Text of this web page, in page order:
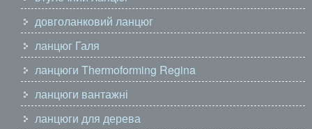
довголанковий ланцюг
ланцюг Галя
ланцюги Thermoforming Regina
ланцюги вантажні
ланцюги для дерева